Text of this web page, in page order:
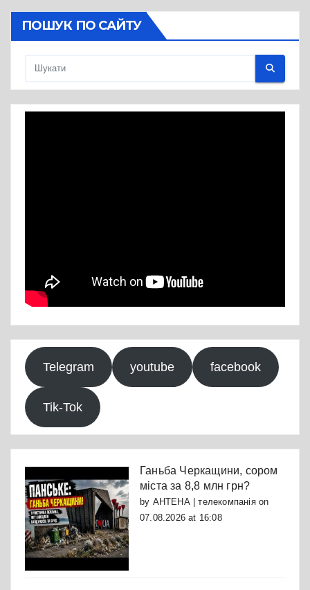
ПОШУК ПО САЙТУ
Telegram youtube facebook
Tik-Tok
Ганьба Черкащини, сором
міста за 8,8 млн грн?
by АНТЕНА | телекомпаніяon
07.08.2026 at 16:08